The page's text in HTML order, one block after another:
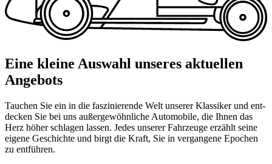
Eine klei­ne Aus­wahl unse­res aktu­el­len
Ange­bots
Tau­chen Sie ein in die fas­zi­nie­ren­de Welt unse­rer Klas­si­ker und ent­
de­cken Sie bei uns außer­ge­wöhn­li­che Auto­mo­bi­le, die Ihnen das
Herz höher schla­gen las­sen. Jedes unse­rer Fahr­zeu­ge erzählt sei­ne
eige­ne Geschich­te und birgt die Kraft, Sie in ver­gan­ge­ne Epo­chen
zu ent­füh­ren.